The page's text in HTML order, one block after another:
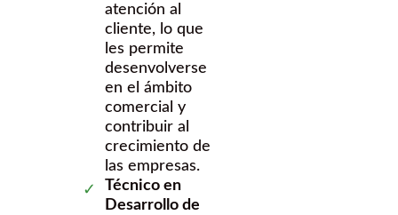
atención al
cliente, lo que
les permite
desenvolverse
en el ámbito
comercial y
contribuir al
crecimiento de
las empresas.
Técnico en
Desarrollo de